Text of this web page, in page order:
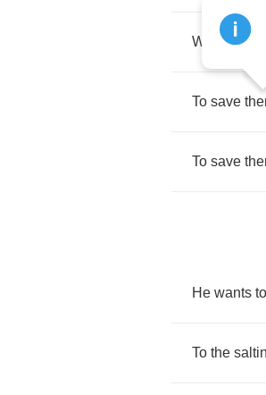
When they
To save
To save
He wants to
To the